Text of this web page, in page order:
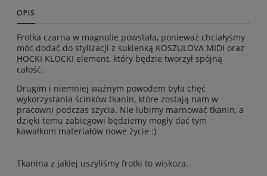
OPIS
Frotka czarna w magnolie powstała, ponieważ chciałyśmy
móc dodać do stylizacji z sukienką KOSZULOVA MIDI oraz
HOCKI KLOCKI element, który będzie tworzył spójną
całość.
Drugim i niemniej ważnym powodem była chęć
wykorzystania ścinków tkanin, które zostają nam w
pracowni podczas szycia. Nie lubimy marnować tkanin, a
dzięki temu zabiegowi będziemy mogły dać tym
kawałkom materiałów nowe życie :)
Tkanina z jakiej uszyliśmy frotki to wiskoza.